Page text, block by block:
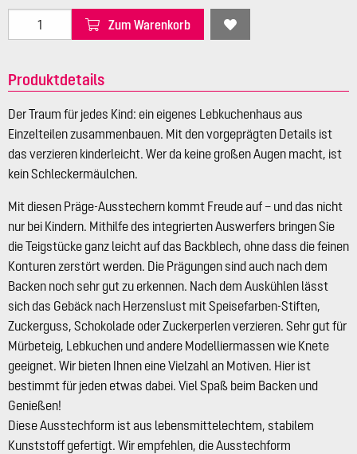
Zum Warenkorb
Produktdetails
Der Traum für jedes Kind: ein eigenes Lebkuchenhaus aus
Einzelteilen zusammenbauen. Mit den vorgeprägten Details ist
das verzieren kinderleicht. Wer da keine großen Augen macht, ist
kein Schleckermäulchen.
Mit diesen Präge-Ausstechern kommt Freude auf – und das nicht
nur bei Kindern. Mithilfe des integrierten Auswerfers bringen Sie
die Teigstücke ganz leicht auf das Backblech, ohne dass die feinen
Konturen zerstört werden. Die Prägungen sind auch nach dem
Backen noch sehr gut zu erkennen. Nach dem Auskühlen lässt
sich das Gebäck nach Herzenslust mit Speisefarben-Stiften,
Zuckerguss, Schokolade oder Zuckerperlen verzieren. Sehr gut für
Mürbeteig, Lebkuchen und andere Modelliermassen wie Knete
geeignet. Wir bieten Ihnen eine Vielzahl an Motiven. Hier ist
bestimmt für jeden etwas dabei. Viel Spaß beim Backen und
Genießen!
Diese Ausstechform ist aus lebensmittelechtem, stabilem
Kunststoff gefertigt. Wir empfehlen, die Ausstechform